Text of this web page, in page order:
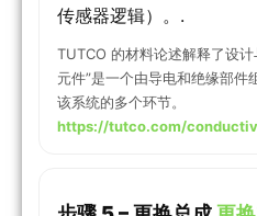
传感器逻辑）。.
TUTCO 的材料论述解释了设
元件”是一个由导电和绝缘部件
该系统的多个环节。
https://tutco.com/